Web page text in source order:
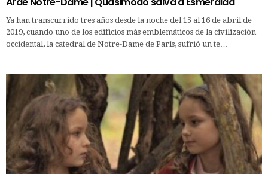
Ya han transcurrido tres años desde la noche del 15 al 16 de abril de
2019, cuando uno de los edificios más emblemáticos de la civilización
occidental, la catedral de Notre-Dame de París, sufrió un te…